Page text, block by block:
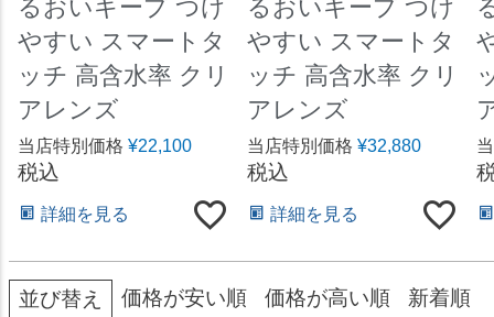
るおいキープ つけ
やすい スマートタ
ッチ 高含水率 クリ
アレンズ
当店特別価格 ¥22,100
税込
詳細を見る
るおいキープ つけ
やすい スマートタ
ッチ 高含水率 クリ
アレンズ
当店特別価格 ¥32,880
税込
詳細を見る
並び替え 価格が安い順 価格が高い順 新着順